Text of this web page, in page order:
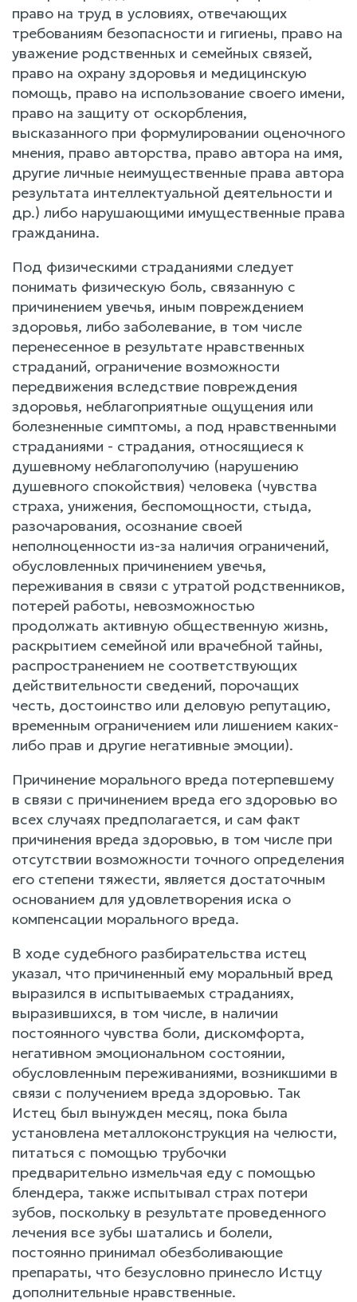
право на труд в условиях, отвечающих
требованиям безопасности и гигиены, право на
уважение родственных и семейных связей,
право на охрану здоровья и медицинскую
помощь, право на использование своего имени,
право на защиту от оскорбления,
высказанного при формулировании оценочного
мнения, право авторства, право автора на имя,
другие личные неимущественные права автора
результата интеллектуальной деятельности и
др.) либо нарушающими имущественные права
гражданина.
Под физическими страданиями следует
понимать физическую боль, связанную с
причинением увечья, иным повреждением
здоровья, либо заболевание, в том числе
перенесенное в результате нравственных
страданий, ограничение возможности
передвижения вследствие повреждения
здоровья, неблагоприятные ощущения или
болезненные симптомы, а под нравственными
страданиями - страдания, относящиеся к
душевному неблагополучию (нарушению
душевного спокойствия) человека (чувства
страха, унижения, беспомощности, стыда,
разочарования, осознание своей
неполноценности из-за наличия ограничений,
обусловленных причинением увечья,
переживания в связи с утратой родственников,
потерей работы, невозможностью
продолжать активную общественную жизнь,
раскрытием семейной или врачебной тайны,
распространением не соответствующих
действительности сведений, порочащих
честь, достоинство или деловую репутацию,
временным ограничением или лишением каких-
либо прав и другие негативные эмоции).
Причинение морального вреда потерпевшему
в связи с причинением вреда его здоровью во
всех случаях предполагается, и сам факт
причинения вреда здоровью, в том числе при
отсутствии возможности точного определения
его степени тяжести, является достаточным
основанием для удовлетворения иска о
компенсации морального вреда.
В ходе судебного разбирательства истец
указал, что причиненный ему моральный вред
выразился в испытываемых страданиях,
выразившихся, в том числе, в наличии
постоянного чувства боли, дискомфорта,
негативном эмоциональном состоянии,
обусловленным переживаниями, возникшими в
связи с получением вреда здоровью. Так
Истец был вынужден месяц, пока была
установлена металлоконструкция на челюсти,
питаться с помощью трубочки
предварительно измельчая еду с помощью
блендера, также испытывал страх потери
зубов, поскольку в результате проведенного
лечения все зубы шатались и болели,
постоянно принимал обезболивающие
препараты, что безусловно принесло Истцу
дополнительные нравственные.